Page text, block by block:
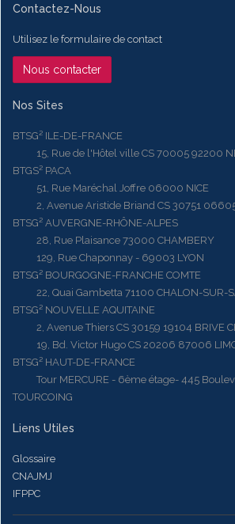
Contactez-Nous
Utilisez le formulaire de contact
Nous contacter
Nos Sites
BTSG² ILE-DE-FRANCE
15, Rue de l'Hôtel ville CS 70005 92200
BTGS² PACA
51, Rue Maréchal Joffre 06000 NICE
2, Avenue Aristide Briand CS 30751 06605
BTSG² AUVERGNE-RHÔNE-ALPES
28, Rue Plaisance 73000 CHAMBERY
129, Rue Chaponnay - 69003 LYON
BTSG² BOURGOGNE-FRANCHE COMTE
22, Quai Gambetta 71100 CHALON-SUR-
BTSG² NOUVELLE AQUITAINE
2, Avenue Thiers CS 30159 19104 BRIVE
19, Bd. Victor Hugo CS 20206 87006
BTSG² HAUT-DE-FRANCE
Tour MERCURE - 6ème étage- 445
TOURCOING
Liens Utiles
Glossaire
CNAJMJ
IFPPC